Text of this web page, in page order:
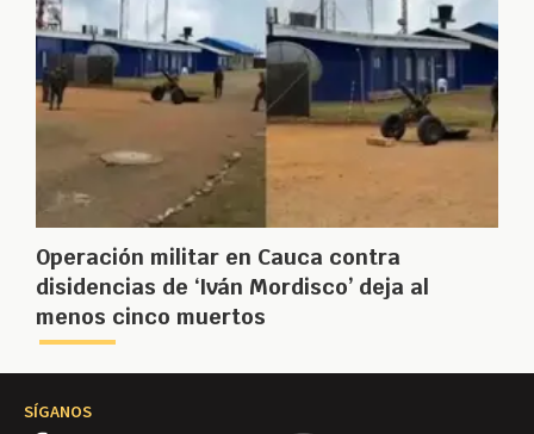
Operación militar en Cauca contra
disidencias de ‘Iván Mordisco’ deja al
menos cinco muertos
SÍGANOS